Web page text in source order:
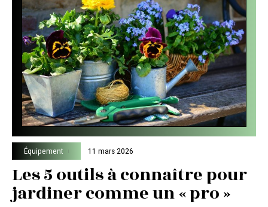
Équipement 11 mars 2026
Les 5 outils à connaître pour
jardiner comme un « pro »